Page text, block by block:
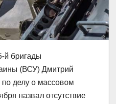
й бригады
(ВСУ) Дмитрий
делу о массовом
назвал отсутствие